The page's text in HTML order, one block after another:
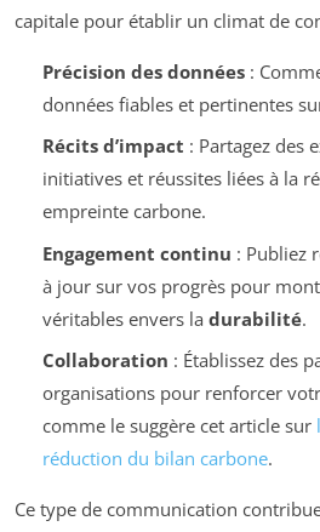
capitale pour établir un climat de
Précision des données:
données fiables et pertinentes
Récits d’impact : Partagez des
initiatives et réussites liées à la
empreinte carbone.
Engagement continu : Publiez
à jour sur vos progrès pour
véritables envers la durabilité.
Collaboration : Établissez des
organisations pour renforcer
comme le suggère cet article sur
réduction du bilan carbone.
Ce type de communication